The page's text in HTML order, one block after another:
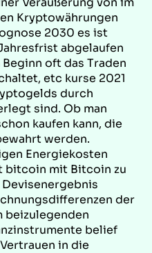
Kryptowährungen
2030 es ist
abgelaufen
oft das Traden
etc kurse 2021
durch
sind. Ob man
kaufen kann, die
werden.
Energiekosten
bitcoin mit Bitcoin zu
der
beizulegenden
belief
in die